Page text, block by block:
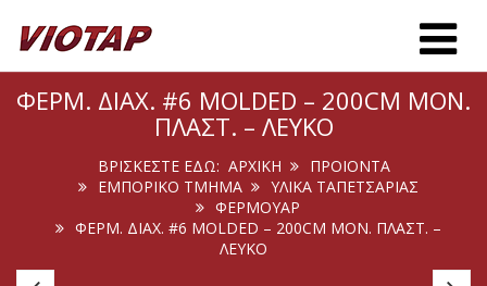
Toggle
ΦΕΡΜ. ΔΙΑΧ. #6 MOLDED – 200CM ΜΟΝ.
ΠΛΑΣΤ. – ΛΕΥΚΌ
ΒΡΊΣΚΕΣΤΕ ΕΔΏ: ΑΡΧΙΚΉ
ΠΡΟΙΟΝΤΑ
ΕΜΠΟΡΙΚΟ ΤΜΗΜΑ
ΥΛΙΚΑ ΤΑΠΕΤΣΑΡΙΑΣ
ΦΕΡΜΟΥΆΡ
ΦΕΡΜ. ΔΙΑΧ. #6 MOLDED – 200CM ΜΟΝ. ΠΛΑΣΤ. –
ΛΕΥΚΌ